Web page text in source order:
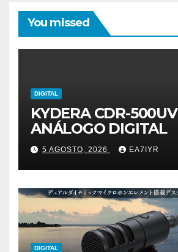
You missed
DIGITAL
KYDERA CDR-500UV
ANÁLOGO DIGITAL
5 AGOSTO, 2026 EA7IYR
DIGITAL